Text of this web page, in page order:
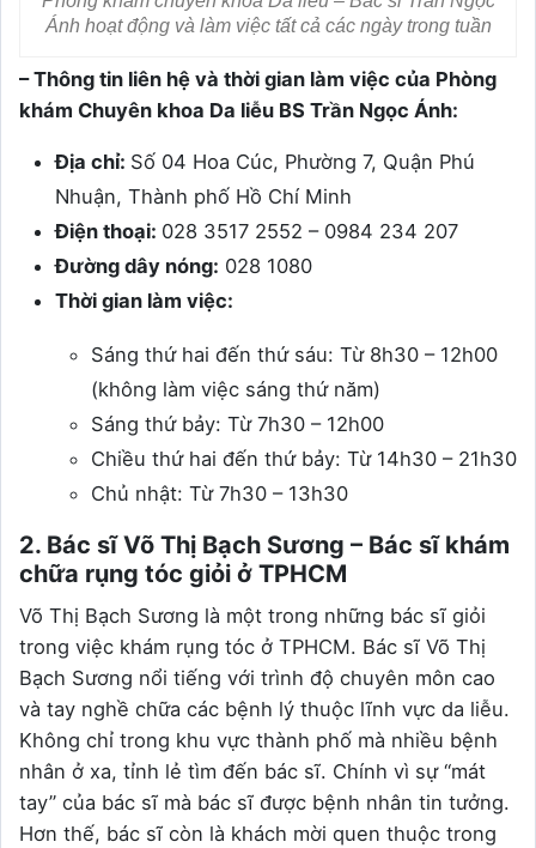
Ánh hoạt động và làm việc tất cả các ngày trong tuần
– Thông tin liên hệ và thời gian làm việc của Phòng
khám Chuyên khoa Da liễu BS Trần Ngọc Ánh:
Địa chỉ: Số 04 Hoa Cúc, Phường 7, Quận Phú
Nhuận, Thành phố Hồ Chí Minh
Điện thoại: 028 3517 2552 – 0984 234 207
Đường dây nóng: 028 1080
Thời gian làm việc:
Sáng thứ hai đến thứ sáu: Từ 8h30 – 12h00
(không làm việc sáng thứ năm)
Sáng thứ bảy: Từ 7h30 – 12h00
Chiều thứ hai đến thứ bảy: Từ 14h30 – 21h30
Chủ nhật: Từ 7h30 – 13h30
2. Bác sĩ Võ Thị Bạch Sương – Bác sĩ khám
chữa rụng tóc giỏi ở TPHCM
Võ Thị Bạch Sương là một trong những bác sĩ giỏi
trong việc khám rụng tóc ở TPHCM. Bác sĩ Võ Thị
Bạch Sương nổi tiếng với trình độ chuyên môn cao
và tay nghề chữa các bệnh lý thuộc lĩnh vực da liễu.
Không chỉ trong khu vực thành phố mà nhiều bệnh
nhân ở xa, tỉnh lẻ tìm đến bác sĩ. Chính vì sự “mát
tay” của bác sĩ mà bác sĩ được bệnh nhân tin tưởng.
Hơn thế, bác sĩ còn là khách mời quen thuộc trong